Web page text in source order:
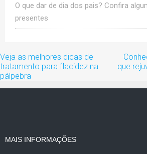
O que dar de dia dos pais? Confira
presentes
Navegação
de
artigos
Veja as melhores dicas de
tratamento para flacidez na
pálpebra
que
MAIS INFORMAÇÕES